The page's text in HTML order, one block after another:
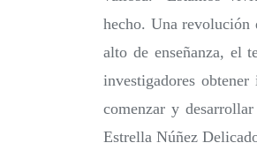
hecho. Una revolución
alto de enseñanza, el
investigadores
comenzar y
Estrella Núñez